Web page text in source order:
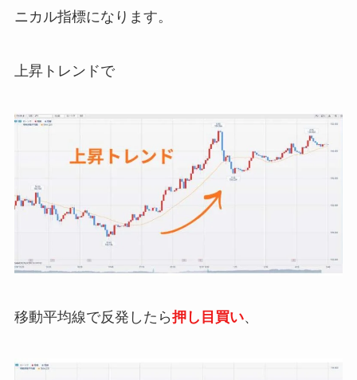
ニカル指標になります。
上昇トレンドで
移動平均線で反発したら押し目買い、